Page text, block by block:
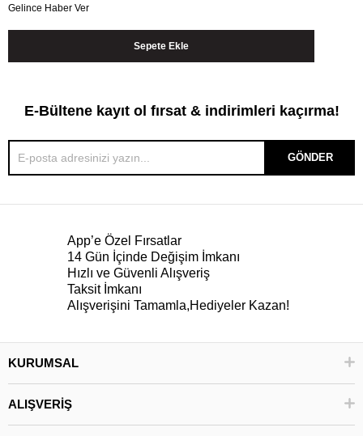
Gelince Haber Ver
E-Bültene kayıt ol fırsat & indirimleri kaçırma!
GÖNDER
App’e Özel Fırsatlar
14 Gün İçinde Değişim İmkanı
Hızlı ve Güvenli Alışveriş
Taksit İmkanı
Alışverişini Tamamla,Hediyeler Kazan!
KURUMSAL
ALIŞVERİŞ